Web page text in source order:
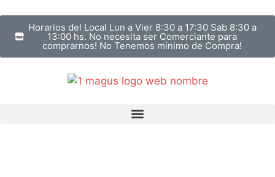
Horarios del Local Lun a Vier 8:30 a 17:30 Sab 8:30 a
13:00 hs. No necesita ser Comerciante para
comprarnos! No Tenemos minimo de Compra!